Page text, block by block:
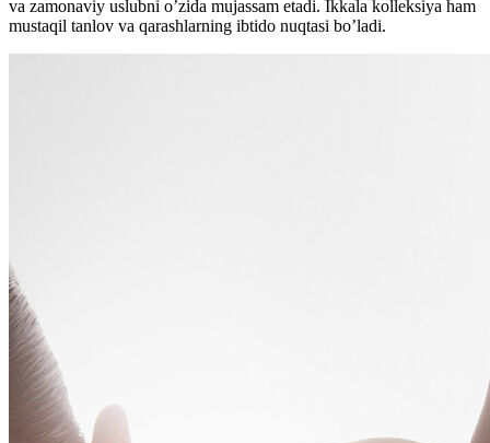
va zamonaviy uslubni o’zida mujassam etadi. Ikkala kolleksiya ham
mustaqil tanlov va qarashlarning ibtido nuqtasi bo’ladi.